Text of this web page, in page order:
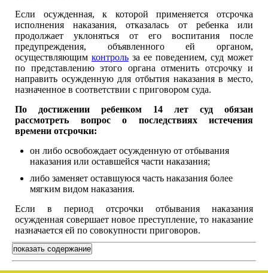
Если осужденная, к которой применяется отсрочка
исполнения наказания, отказалась от ребенка или
продолжает уклоняться от его воспитания после
предупреждения, объявленного ей органом,
осуществляющим контроль за ее поведением, суд может
по представлению этого органа отменить отсрочку и
направить осужденную для отбытия наказания в место,
назначенное в соответствии с приговором суда.
По достижении ребенком 14 лет суд обязан
рассмотреть вопрос о последствиях истечения
времени отсрочки:
он либо освобождает осужденную от отбывания
наказания или оставшейся части наказания;
либо заменяет оставшуюся часть наказания более
мягким видом наказания.
Если в период отсрочки отбывания наказания
осужденная совершает новое преступление, то наказание
назначается ей по совокупности приговоров.
показать содержание